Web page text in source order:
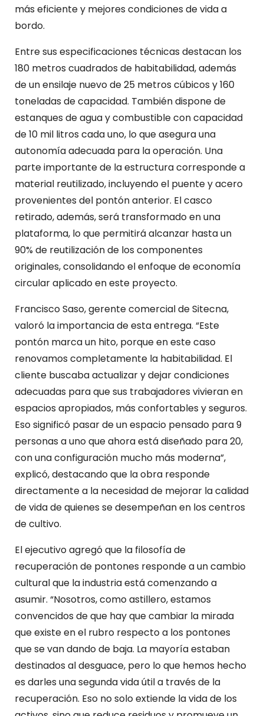
más eficiente y mejores condiciones de vida a
bordo.
Entre sus especificaciones técnicas destacan los
180 metros cuadrados de habitabilidad, además
de un ensilaje nuevo de 25 metros cúbicos y 160
toneladas de capacidad. También dispone de
estanques de agua y combustible con capacidad
de 10 mil litros cada uno, lo que asegura una
autonomía adecuada para la operación. Una
parte importante de la estructura corresponde a
material reutilizado, incluyendo el puente y acero
provenientes del pontón anterior. El casco
retirado, además, será transformado en una
plataforma, lo que permitirá alcanzar hasta un
90% de reutilización de los componentes
originales, consolidando el enfoque de economía
circular aplicado en este proyecto.
Francisco Saso, gerente comercial de Sitecna,
valoró la importancia de esta entrega. “Este
pontón marca un hito, porque en este caso
renovamos completamente la habitabilidad. El
cliente buscaba actualizar y dejar condiciones
adecuadas para que sus trabajadores vivieran en
espacios apropiados, más confortables y seguros.
Eso significó pasar de un espacio pensado para 9
personas a uno que ahora está diseñado para 20,
con una configuración mucho más moderna”,
explicó, destacando que la obra responde
directamente a la necesidad de mejorar la calidad
de vida de quienes se desempeñan en los centros
de cultivo.
El ejecutivo agregó que la filosofía de
recuperación de pontones responde a un cambio
cultural que la industria está comenzando a
asumir. “Nosotros, como astillero, estamos
convencidos de que hay que cambiar la mirada
que existe en el rubro respecto a los pontones
que se van dando de baja. La mayoría estaban
destinados al desguace, pero lo que hemos hecho
es darles una segunda vida útil a través de la
recuperación. Eso no solo extiende la vida de los